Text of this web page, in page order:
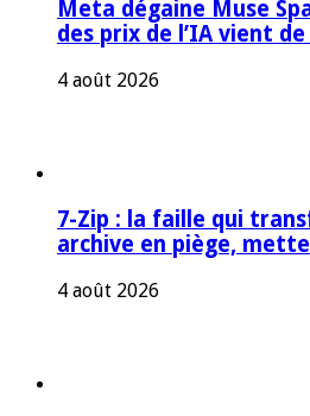
Meta dégaine Muse
des prix de l’IA vient
4 août 2026
7-Zip : la faille qui
archive en piège,
4 août 2026